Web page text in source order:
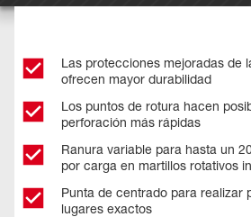
Las protecciones mejoradas de
ofrecen mayor durabilidad
Los puntos de rotura hacen
perforación más rápidas
Ranura variable para hasta un
por carga en martillos rotativos
Punta de centrado para realizar
lugares exactos